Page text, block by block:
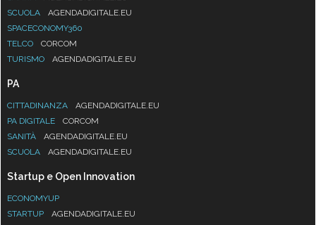
SCUOLA
AGENDADIGITALE.EU
SPACECONOMY360
TELCO
CORCOM
TURISMO
AGENDADIGITALE.EU
PA
CITTADINANZA
AGENDADIGITALE.EU
PA DIGITALE
CORCOM
SANITÀ
AGENDADIGITALE.EU
SCUOLA
AGENDADIGITALE.EU
Startup e Open Innovation
ECONOMYUP
STARTUP
AGENDADIGITALE.EU